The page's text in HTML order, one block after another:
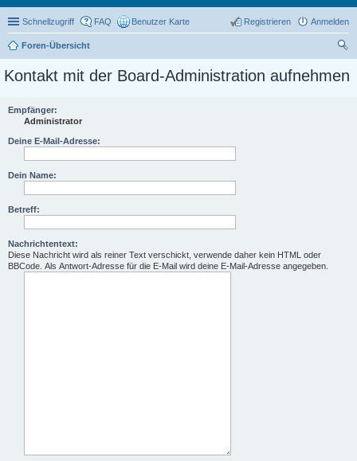
Schnellzugriff FAQ Benutzer Karte Anmelden
Registrieren
Foren-Übersicht
he
Kontakt mit der Board-Administration aufnehmen
Empfänger:
Administrator
Deine E-Mail-Adresse:
Dein Name:
Betreff:
Nachrichtentext:
Diese Nachricht wird als reiner Text verschickt, verwende daher kein HTML oder
BBCode. Als Antwort-Adresse für die E-Mail wird deine E-Mail-Adresse angegeben.